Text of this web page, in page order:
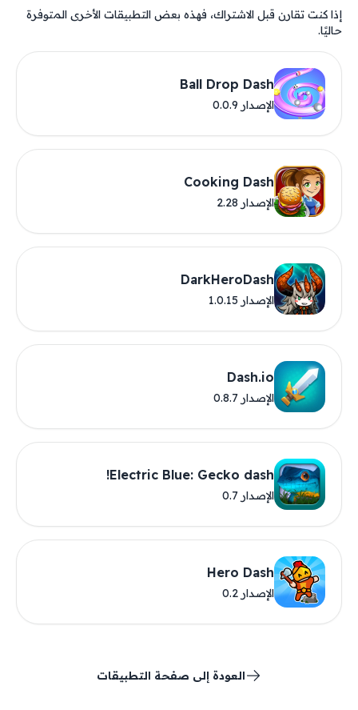
إذا كنت تقارن قبل الاشتراك، فهذه بعض التطبيقات الأخرى المتوفرة
حاليًا.
Ball Drop Dash
الإصدار 0.0.9
Cooking Dash
الإصدار 2.28
DarkHeroDash
الإصدار 1.0.15
Dash.io
الإصدار 0.8.7
Electric Blue: Gecko dash!
الإصدار 0.7
Hero Dash
الإصدار 0.2
العودة إلى صفحة التطبيقات